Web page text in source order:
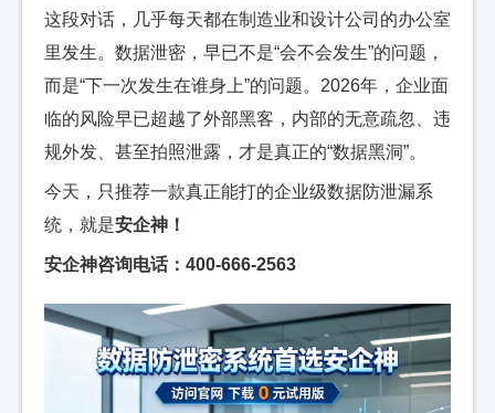
这段对话，几乎每天都在制造业和设计公司的办公室
里发生。数据泄密，早已不是“会不会发生”的问题，
而是“下一次发生在谁身上”的问题。2026年，企业面
临的风险早已超越了外部黑客，内部的无意疏忽、违
规外发、甚至拍照泄露，才是真正的“数据黑洞”。
今天，只推荐一款真正能打的企业级数据防泄漏系
统，就是安企神！
安企神咨询电话：400-666-2563